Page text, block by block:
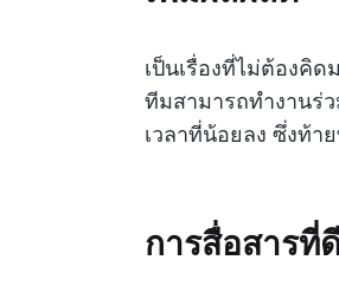
เป็นเรื่องที่ไม่ต้องคิ
ทีมสามารถทำงานร่
เวลาที่น้อยลง ซึ่งท้า
การสื่อสารที่